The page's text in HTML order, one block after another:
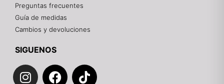
Preguntas frecuentes
Guía de medidas
Cambios y devoluciones
SIGUENOS
I
F
T
WhatsApp
Instagram
Teléfono